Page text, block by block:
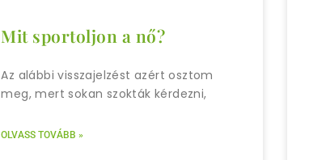
Mit sportoljon a nő?
Az alábbi visszajelzést azért osztom
meg, mert sokan szokták kérdezni,
OLVASS TOVÁBB »